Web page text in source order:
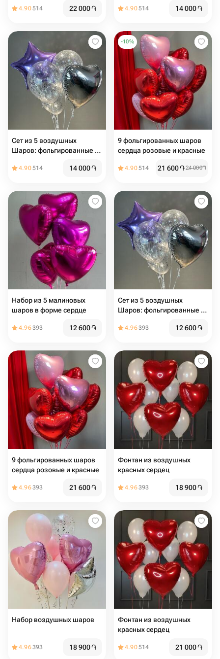
4.90514 22 000֏ 4.90514 14 000֏
Сет из 5 воздушных
Шаров: фольгированные и
4.90514 14 000֏
-10%
9 фольгированных шаров
сердца розовые и красные
4.90514 21 600֏24 000֏
Набор из 5 малиновых
шаров в форме сердце
4.96393 12 600֏
Сет из 5 воздушных
Шаров: фольгированные и
4.96393 12 600֏
9 фольгированных шаров
сердца розовые и красные
4.96393 21 600֏
Фонтан из воздушных
красных сердец
4.96393 18 900֏
Набор воздушных шаров
4.96393 18 900֏
Фонтан из воздушных
красных сердец
4.90514 21 000֏